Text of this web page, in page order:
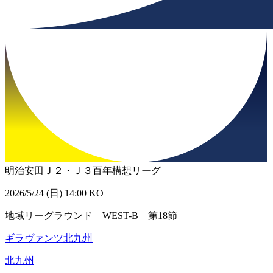
明治安田Ｊ２・Ｊ３百年構想リーグ
2026/5/24 (日) 14:00 KO
地域リーグラウンド WEST-B 第18節
ギラヴァンツ北九州
北九州